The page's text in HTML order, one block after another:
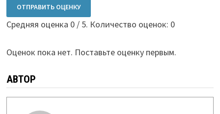
ОТПРАВИТЬ ОЦЕНКУ
Средняя оценка 0/ 5. Количество оценок: 0
Оценок пока нет. Поставьте оценку первым.
АВТОР